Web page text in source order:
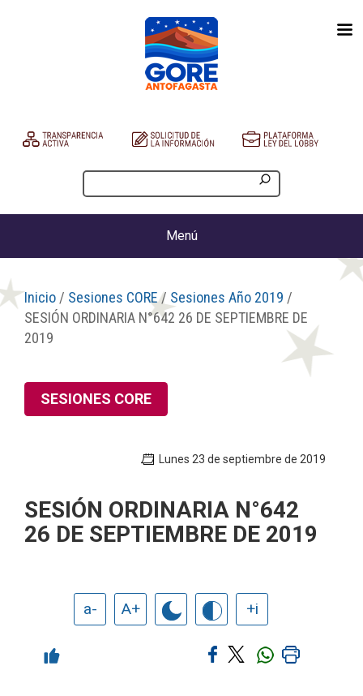
Menú
Inicio / Sesiones CORE/ Sesiones Año 2019 /
SESIÓN ORDINARIA N°642 26 DE SEPTIEMBRE DE
2019
SESIONES CORE
Lunes 23 de septiembre de 2019
SESIÓN ORDINARIA N°642
26 DE SEPTIEMBRE DE 2019
a- A+ +i